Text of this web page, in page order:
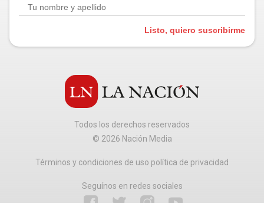
Listo, quiero suscribirme
Todos los derechos reservados
© 2026 Nación Media
Términos y condiciones de uso política de privacidad
Seguínos en redes sociales